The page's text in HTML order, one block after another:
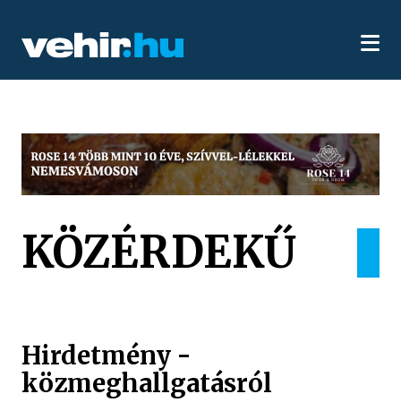
KÖZÉRDEKŰ
Hirdetmény -
közmeghallgatásról